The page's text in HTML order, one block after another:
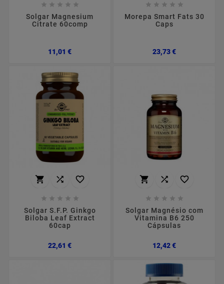
    
Solgar Magnesium
Citrate 60comp
11,01 €Preço
    
Morepa Smart Fats 30
Caps
23,73 €Preço
  
    
Solgar S.F.P. Ginkgo
Biloba Leaf Extract
60cap
22,61 €Preço
  
    
Solgar Magnésio com
Vitamina B6 250
Cápsulas
12,42 €Preço